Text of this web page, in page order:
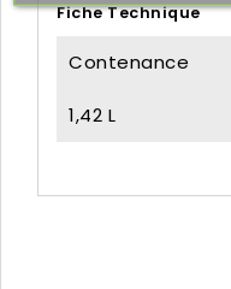
Fiche Technique
Contenance
1,42 L